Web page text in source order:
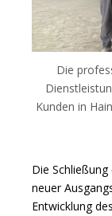
Die
Kunden in
Die
neuer
Entwicklung